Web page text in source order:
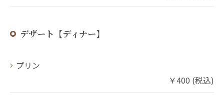
デザート【ディナー】
プリン
￥400 (税込)